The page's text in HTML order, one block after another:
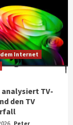
dem Internet
TV-
den TV
Peter